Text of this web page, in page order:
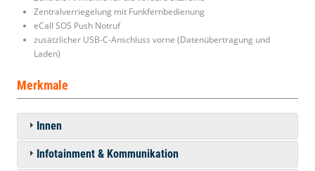
Zentralverriegelung mit Funkfernbedienung
eCall SOS Push Notruf
zusätzlicher USB-C-Anschluss vorne (Datenübertragung und
Laden)
Merkmale
Innen
Infotainment & Kommunikation